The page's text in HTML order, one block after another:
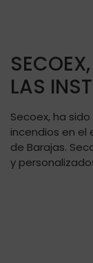
LAS
Secoex, ha
incendios en el
de Barajas.
y